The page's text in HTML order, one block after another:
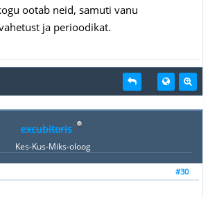
ootab neid, samuti vanu
ja perioodikat.
excubitoris
Kes-Kus-Miks-oloog
#30